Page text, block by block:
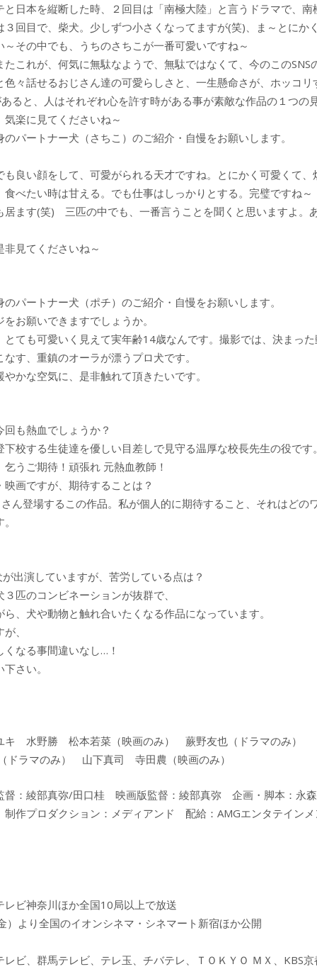
日本を縦断した時、２回目は「南極大陸」と言うドラマで、南
回目で、柴犬。少しずつ小さくなってますが(笑)、ま～とにか
その中でも、うちのさちこが一番可愛いですね～
これが、何気に無駄なようで、無駄ではなくて、今のこのSNS
々話せるおじさん達の可愛らしさと、一生懸命さが、ホッコリ
ると、人はそれぞれ心を許す時がある事が素敵な作品の１つの
楽に見てくださいね～
パートナー犬（さちこ）のご紹介・自慢をお願いします。
良い顔をして、可愛がられる天才ですね。とにかく可愛くて、
べたい時は甘える。でも仕事はしっかりとする。完璧ですね～
居ます(笑) 三匹の中でも、一番言うことを聞くと思いますよ。
見てくださいね～
パートナー犬（ポチ）のご紹介・自慢をお願いします。
お願いできますでしょうか。
ても可愛いく見えて実年齢14歳なんです。撮影では、決まっ
す、重鎮のオーラが漂うプロ犬です。
かな空気に、是非触れて頂きたいです。
も熱血でしょうか？
校する生徒達を優しい目差しで見守る温厚な校長先生の役です。
うご期待！頑張れ 元熱血教師！
画ですが、期待することは？
ん登場するこの作品。私が個人的に期待すること、それはどの
出演していますが、苦労している点は？
匹のコンビネーションが抜群で、
、犬や動物と触れ合いたくなる作品になっています。
、
なる事間違いなし…！
さい。
水野勝 松本若菜（映画のみ） 蕨野友也（ドラマのみ）
ドラマのみ） 山下真司 寺田農（映画のみ）
：綾部真弥/田口桂 映画版監督：綾部真弥 企画・脚本：永
作プロダクション：メディアンド 配給：AMGエンタテイン
ビ神奈川ほか全国10局以上で放送
より全国のイオンシネマ・シネマート新宿ほか公開
ビ、群馬テレビ、テレ玉、チバテレ、ＴＯＫＹＯ ＭＸ、KBS京